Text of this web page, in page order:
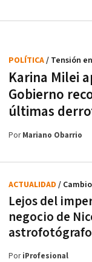
Karina Milei
Gobierno
últimas
POLÍTICA/ Tensión
PorMariano Obarrio
Lejos del
negocio de
ACTUALIDAD /
PoriProfesional